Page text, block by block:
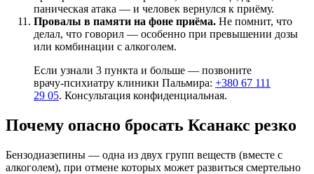
паническая атака — и человек вернулся к приёму.
Провалы в памяти на фоне приёма. Не помнит, что
делал, что говорил — особенно при превышении дозы
или комбинации с алкоголем.
Если узнали 3 пункта и больше — позвоните
врачу-психиатру клиники Пальмира: +380 67 111
29 05. Консультация конфиденциальная.
Почему опасно бросать Ксанакс резко
Бензодиазепины — одна из двух групп веществ (вместе с
алкоголем), при отмене которых может развиться смертельно